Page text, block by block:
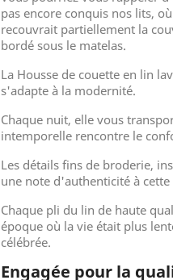
pas encore conquis nos lits,
recouvrait partiellement la
bordé sous le matelas.
La Housse de couette en lin
s'adapte à la modernité.
Chaque nuit, elle vous
intemporelle rencontre le
Les détails fins de broderie,
une note d'authenticité à
Chaque pli du lin de haute
époque où la vie était plus
célébrée.
Engagée pour la